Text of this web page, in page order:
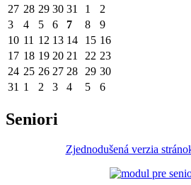
27 28 29 30 31 1
2
3
4 5 6 7 8
9
10 11 12 13 14 15 16
17 18 19 20 21 22 23
24 25 26 27 28 29 30
31 1 2 3 4 5 6
Seniori
Zjednodušená verzia